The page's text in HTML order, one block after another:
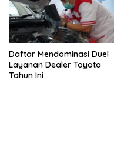
Daftar Mendominasi Duel
Layanan Dealer Toyota
Tahun Ini